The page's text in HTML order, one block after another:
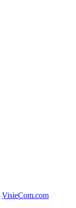
VisieCom.com